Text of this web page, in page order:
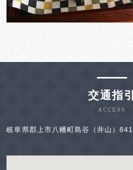
交通指引
ACCESS
岐阜県郡上市八幡町島谷（井山）841